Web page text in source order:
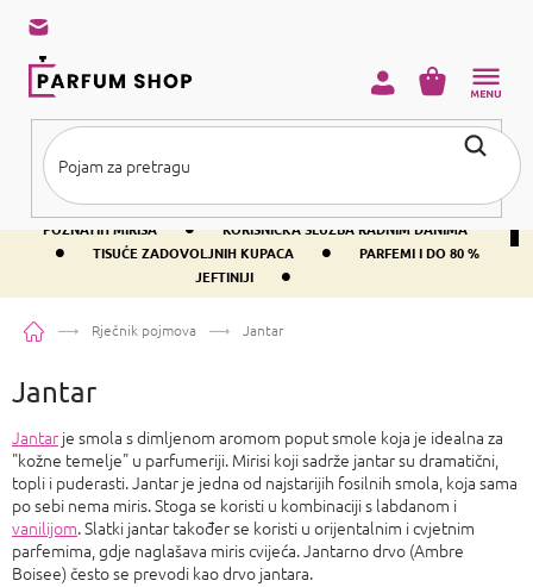
sadržaj
BESPLATNA DOSTAVA IZNAD PRIBLIŽNO 37 € •
400+ SVJETSKI
POZNATIH MIRISA
• KORISNIČKA SLUŽBA RADNIM DANIMA
• TISUĆE ZADOVOLJNIH KUPACA •
PARFEMI I DO 80 %
JEFTINIJI
•
KOŠARICA
PočetnaRječnik pojmova Jantar
Jantar
Jantar je smola s dimljenom aromom poput smole koja je idealna za
"kožne temelje" u parfumeriji. Mirisi koji sadrže jantar su dramatični,
topli i puderasti. Jantar je jedna od najstarijih fosilnih smola, koja sama
po sebi nema miris. Stoga se koristi u kombinaciji s labdanom i
vanilijom. Slatki jantar također se koristi u orijentalnim i cvjetnim
parfemima, gdje naglašava miris cvijeća. Jantarno drvo (Ambre
Boisee) često se prevodi kao drvo jantara.